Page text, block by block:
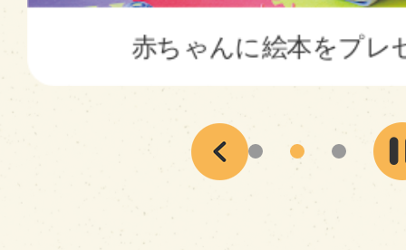
赤ちゃんに絵本をプレ